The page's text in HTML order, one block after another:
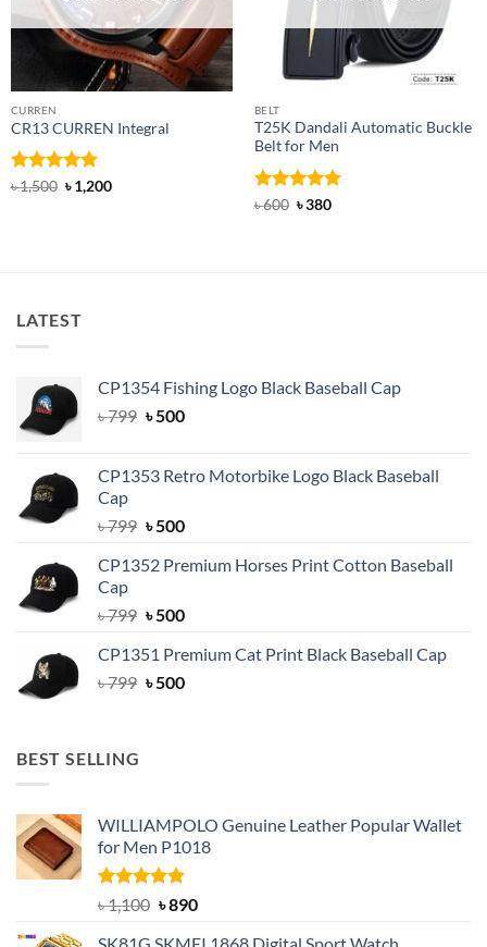
CURREN
CR13 CURREN Integral
Rated 4.85
৳1,500 Original
price
৳1,200Current
BELT
T25K Dandali Automatic Buckle
Belt for Men
Rated5
৳600 Original
৳380Current
LATEST
CP1354 Fishing Logo Black Baseball Cap
৳799 Original
৳ 799.
৳500Current
৳ 500.
CP1353 Retro Motorbike Logo Black Baseball
Cap
৳799 Original
was:
৳500Current
is:
CP1352 Premium Horses Print Cotton Baseball
Cap
৳799 Original
was:
৳ 799.
৳500Current
is:
৳ 500.
CP1351 Premium Cat Print Black Baseball Cap
৳799 Original
৳500Current
BEST SELLING
WILLIAMPOLO Genuine Leather Popular Wallet
for Men P1018
Rated5.00
out of 5
৳1,100 Original
৳890Current